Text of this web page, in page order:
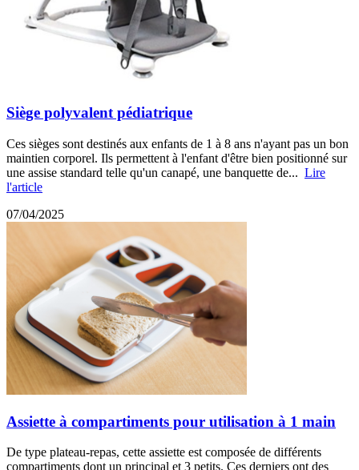
Siège polyvalent pédiatrique
Ces sièges sont destinés aux enfants de 1 à 8 ans n'ayant pas un bon
maintien corporel. Ils permettent à l'enfant d'être bien positionné sur
une assise standard telle qu'un canapé, une banquette de... Lire
l'article
07/04/2025
Assiette à compartiments pour utilisation à 1 main
De type plateau-repas, cette assiette est composée de différents
compartiments dont un principal et 3 petits. Ces derniers ont des